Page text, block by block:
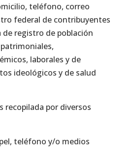
teléfono, correo
federal de contribuyentes
de registro de población
laborales y de
ideológicos y de salud
recopilada por diversos
teléfono y/o medios